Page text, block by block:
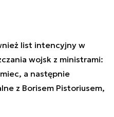
list intencyjny w
wojsk z ministrami:
a następnie
z Borisem Pistoriusem,